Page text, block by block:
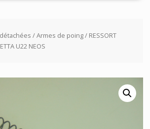
/Armes de poing/ RESSORT
U22 NEOS